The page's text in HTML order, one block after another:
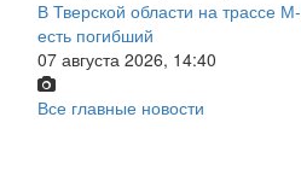
В Тверской области на трассе
есть погибший
07 августа 2026, 14:40
Все главные новости